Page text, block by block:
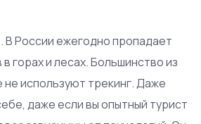
В России ежегодно пропадает
горах и лесах. Большинство из
используют трекинг. Даже
даже если вы опытный турист